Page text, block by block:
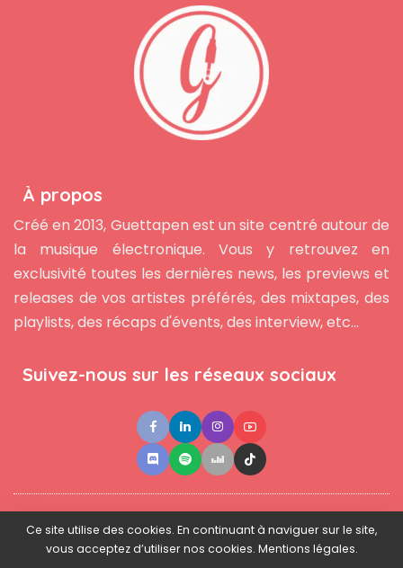
À propos
Créé en 2013, Guettapen est un site centré autour de
la musique électronique. Vous y retrouvez en
exclusivité toutes les dernières news, les previews et
releases de vos artistes préférés, des mixtapes, des
playlists, des récaps d'évents, des interview, etc...
Suivez-nous sur les réseaux sociaux
Contact ●Newsletter ● L'équipe ● Mentions légales
Ce site utilise des cookies. En continuant à naviguer sur le site,
vous acceptez d’utiliser nos cookies. Mentions légales.